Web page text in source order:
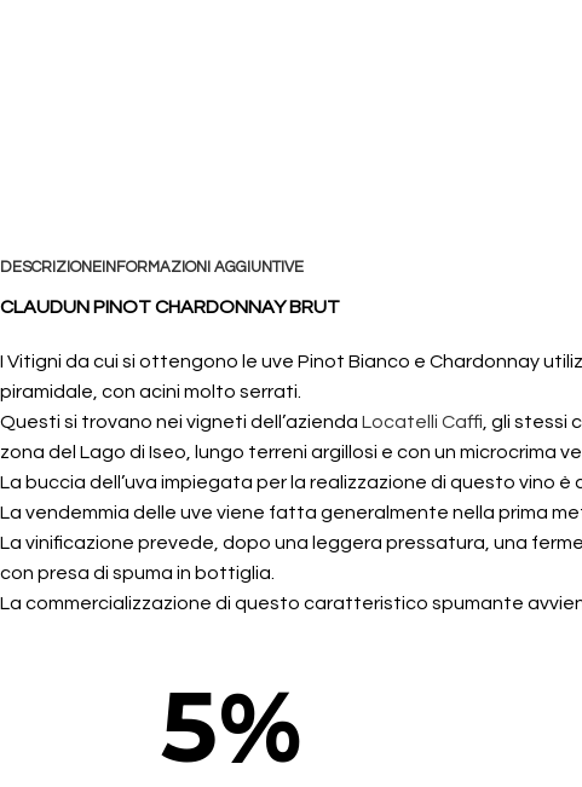
DESCRIZIONE INFORMAZIONI AGGIUNTIVE
CLAUDUN PINOT CHARDONNAY BRUT
I Vitigni da cui si ottengono le uve Pinot Bianco e Chardonnay
piramidale, con acini molto serrati.
Questi si trovano nei vigneti dell’azienda Locatelli Caffi , gli stessi
zona del Lago di Iseo, lungo terreni argillosi e con un microcrima
La buccia dell’uva impiegata per la realizzazione di questo vino
La vendemmia delle uve viene fatta generalmente nella prima
La vinificazione prevede, dopo una leggera pressatura, una
con presa di spuma in bottiglia.
La commercializzazione di questo caratteristico spumante
5%